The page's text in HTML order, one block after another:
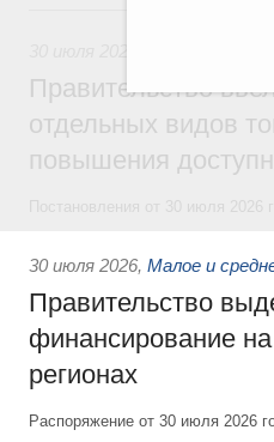
Правительство
отдельных видов
повышения
30 июля 2026, Малое и
Правительство
финансирование
регионах
Распоряжение от 30 июля 2026